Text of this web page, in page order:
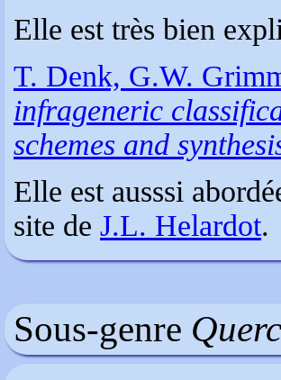
Elle est très bien
T. Denk, G.W.
infrageneric
schemes and
Elle est ausssi
site de J.L. Helardot.
Sous-genre